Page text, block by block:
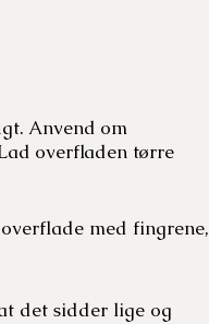
Anvend om
overfladen tørre
med fingrene,
det sidder lige og